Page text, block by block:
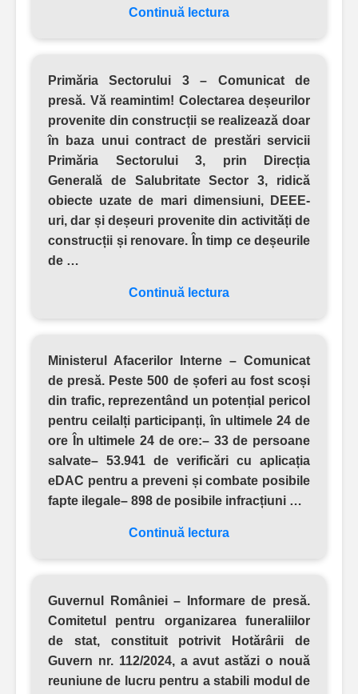
Continuă lectura
Primăria Sectorului 3 – Comunicat de
presă. Vă reamintim! Colectarea deșeurilor
provenite din construcții se realizează doar
în baza unui contract de prestări servicii
Primăria Sectorului 3, prin Direcția
Generală de Salubritate Sector 3, ridică
obiecte uzate de mari dimensiuni, DEEE-
uri, dar și deșeuri provenite din activități de
construcții și renovare. În timp ce deșeurile
de …
Continuă lectura
Ministerul Afacerilor Interne – Comunicat
de presă. Peste 500 de șoferi au fost scoși
din trafic, reprezentând un potențial pericol
pentru ceilalți participanți, în ultimele 24 de
ore În ultimele 24 de ore:– 33 de persoane
salvate– 53.941 de verificări cu aplicația
eDAC pentru a preveni și combate posibile
fapte ilegale– 898 de posibile infracțiuni …
Continuă lectura
Guvernul României – Informare de presă.
Comitetul pentru organizarea funeraliilor
de stat, constituit potrivit Hotărârii de
Guvern nr. 112/2024, a avut astăzi o nouă
reuniune de lucru pentru a stabili modul de